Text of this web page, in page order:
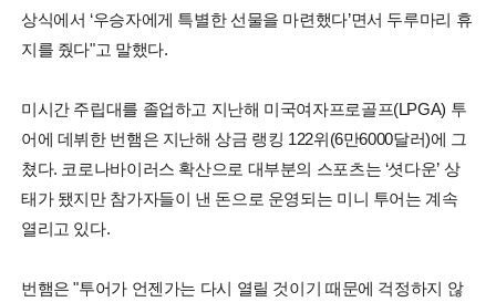
상식에서 ‘우승자에게 특별한 선물을 마련했다’면서 두루마리 휴
지를 줬다"고 말했다.
미시간 주립대를 졸업하고 지난해 미국여자프로골프(LPGA) 투
어에 데뷔한 번햄은 지난해 상금 랭킹 122위(6만6000달러)에 그
쳤다. 코로나바이러스 확산으로 대부분의 스포츠는 ‘셧다운’ 상
태가 됐지만 참가자들이 낸 돈으로 운영되는 미니 투어는 계속
열리고 있다.
번햄은 "투어가 언젠가는 다시 열릴 것이기 때문에 걱정하지 않